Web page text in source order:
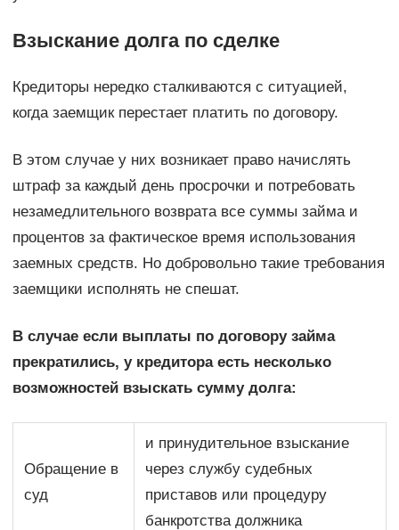
Взыскание долга по сделке
Кредиторы нередко сталкиваются с ситуацией,
когда заемщик перестает платить по договору.
В этом случае у них возникает право начислять
штраф за каждый день просрочки и потребовать
незамедлительного возврата все суммы займа и
процентов за фактическое время использования
заемных средств. Но добровольно такие требования
заемщики исполнять не спешат.
В случае если выплаты по договору займа
прекратились, у кредитора есть несколько
возможностей взыскать сумму долга:
Обращение в
суд
и принудительное взыскание
через службу судебных
приставов или процедуру
банкротства должника